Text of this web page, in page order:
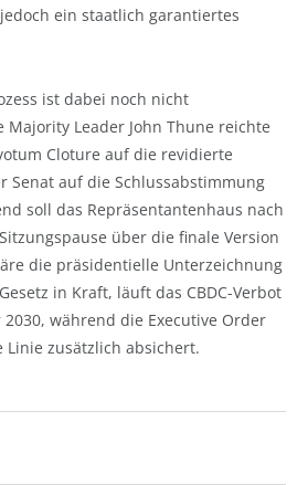
ein staatlich garantiertes
ist dabei noch nicht
Majority Leader John Thune reichte
Cloture auf die revidierte
Senat auf die Schlussabstimmung
soll das Repräsentantenhaus nach
über die finale Version
die präsidentielle Unterzeichnung
in Kraft, läuft das CBDC-Verbot
während die Executive Order
Linie zusätzlich absichert.